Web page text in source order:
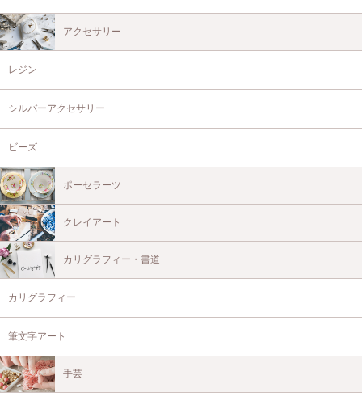
アクセサリー
レジン
シルバーアクセサリー
ビーズ
ポーセラーツ
クレイアート
カリグラフィー・書道
カリグラフィー
筆文字アート
手芸